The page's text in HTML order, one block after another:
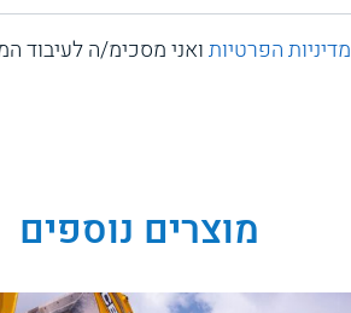
מדיניות הפרטיותואני מסכימ/ה לעיבוד
מוצרים נוספים